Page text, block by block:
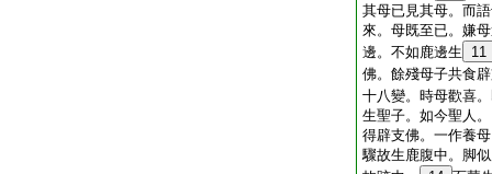
其母已見其母。而
來。母既至已。嫌
邊。不如鹿邊生
11
佛。餘殘母子共食
十八變。時母歡喜
生聖子。如今聖人
得辟支佛。一作養
驟故生鹿腹中。脚